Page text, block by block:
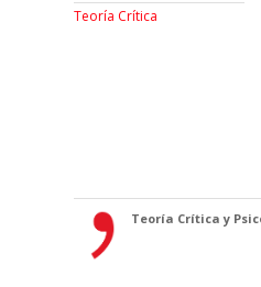
Teoría Crítica
Teoría Crítica y